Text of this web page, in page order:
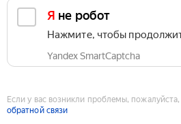
Я не робот
Нажмите, чтобы
Yandex SmartCaptcha
Если у вас возникли проблемы, пожалуйста,
обратной связи